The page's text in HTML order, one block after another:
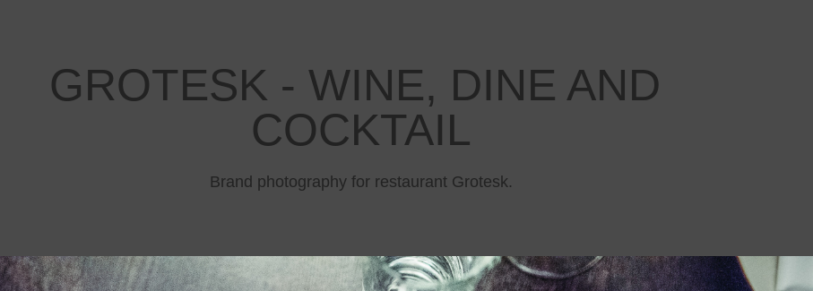
GROTESK - WINE, DINE AND
COCKTAIL
Brand photography for restaurant Grotesk.